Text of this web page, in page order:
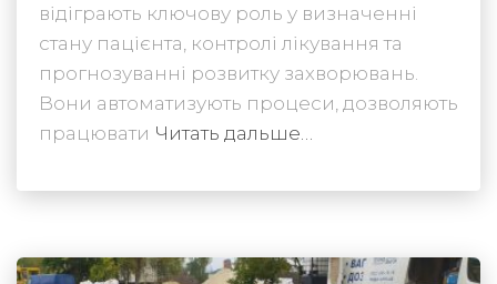
відіграють ключову роль у визначенні
стану пацієнта, контролі лікування та
прогнозуванні розвитку захворювань.
Вони автоматизують процеси, дозволяють
працювати Читать дальше…